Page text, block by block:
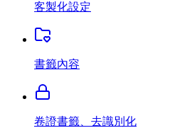
客製化設定
書籤內容
卷證書籤、去識別化